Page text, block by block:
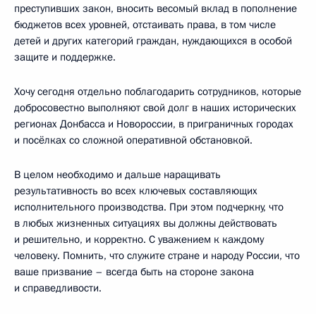
преступивших закон, вносить весомый вклад в пополнение
бюджетов всех уровней, отстаивать права, в том числе
детей и других категорий граждан, нуждающихся в особой
защите и поддержке.
Хочу сегодня отдельно поблагодарить сотрудников, которые
добросовестно выполняют свой долг в наших исторических
регионах Донбасса и Новороссии, в приграничных городах
и посёлках со сложной оперативной обстановкой.
В целом необходимо и дальше наращивать
результативность во всех ключевых составляющих
исполнительного производства. При этом подчеркну, что
в любых жизненных ситуациях вы должны действовать
и решительно, и корректно. С уважением к каждому
человеку. Помнить, что служите стране и народу России, что
ваше призвание – всегда быть на стороне закона
и справедливости.